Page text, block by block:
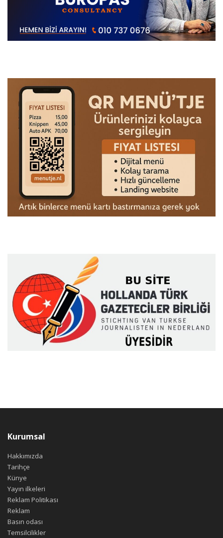
Kurumsal
Hakkımızda
Tarihçe
Künye
Yayın ilkeleri
Reklam Politikası
Reklam
Basın odası
Temsilcilikler